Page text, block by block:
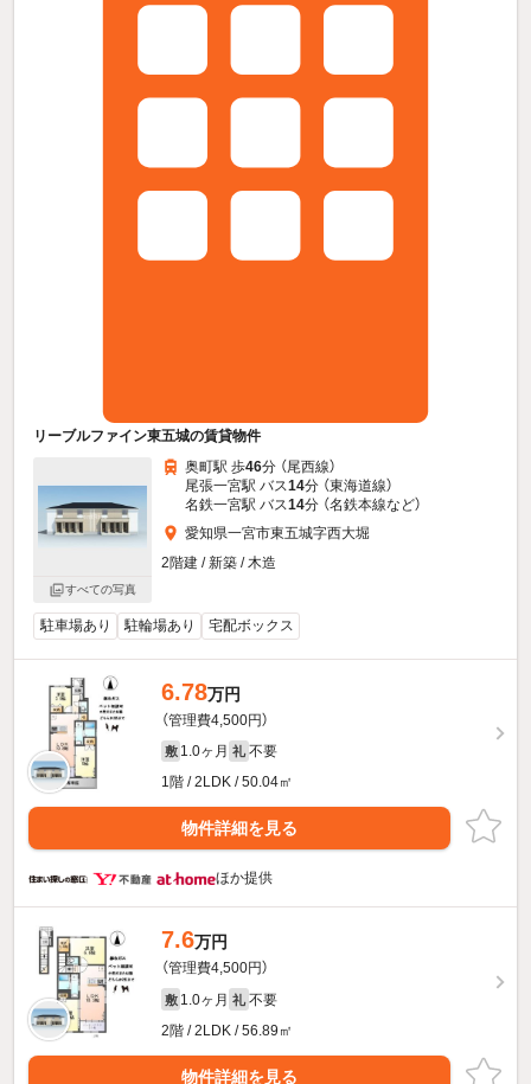
リーブルファイン東五城の賃貸物件
すべての写真
奥町駅 歩46分 （尾西線）
尾張一宮駅 バス14分 （東海道線）
名鉄一宮駅 バス14分 （名鉄本線など）
愛知県一宮市東五城字西大堀
2階建 / 新築 / 木造
駐車場あり 駐輪場あり 宅配ボックス
6.78万円
（管理費4,500円）
敷 1.0ヶ月 礼 不要
1階 / 2LDK / 50.04㎡
物件詳細を見る
ほか提供
7.6万円
（管理費4,500円）
敷 1.0ヶ月 礼 不要
2階 / 2LDK / 56.89㎡
物件詳細を見る